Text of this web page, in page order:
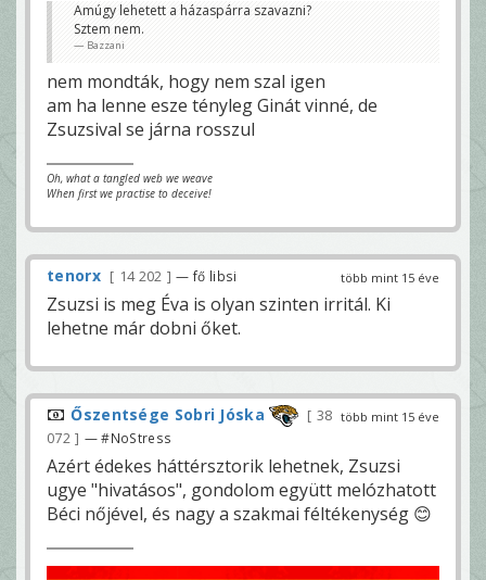
Amúgy lehetett a házaspárra szavazni?
Sztem nem.
Bazzani
nem mondták, hogy nem szal igen
am ha lenne esze tényleg Ginát vinné, de
Zsuzsival se járna rosszul
Oh, what a tangled web we weave
When first we practise to deceive!
több mint 15 éve
tenorx 14 202 — fő libsi
Zsuzsi is meg Éva is olyan szinten irritál. Ki
lehetne már dobni őket.
több mint 15 éve
Őszentsége Sobri Jóska
38
072
— #NoStress
Azért édekes háttérsztorik lehetnek, Zsuzsi
ugye "hivatásos", gondolom együtt melózhatott
Béci nőjével, és nagy a szakmai féltékenység 😊